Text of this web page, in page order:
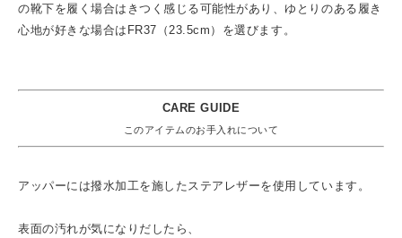
の靴下を履く場合はきつく感じる可能性があり、ゆとりのある履き
心地が好きな場合はFR37（23.5cm）を選びます。
CARE GUIDE
このアイテムのお手入れについて
アッパーには撥水加工を施したステアレザーを使用しています。
表面の汚れが気になりだしたら、